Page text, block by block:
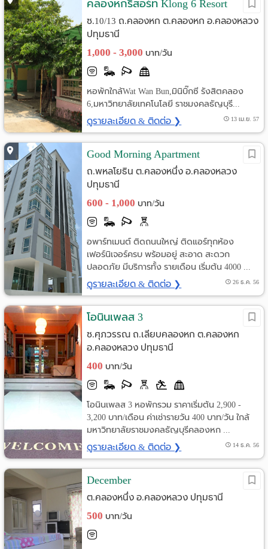
คลองหกรีสอร์ท Klong 6 Resort
ซ.10/13 ถ.คลองหก ต.คลองหก อ.คลองหลวง
ปทุมธานี
1,000 - 3,000 บาท/วัน
หอพักใกล้Wat Wan Bun,มินิบิ๊กซี รังสิตคลอง
6,มหาวิทยาลัยเทคโนโลยี ราชมงคลธัญบุรี...
ดูรายละเอียด & ติดต่อ ❯ 13 เม.ย. 57
Good Morning Apartment
ถ.พหลโยธิน ต.คลองหนึ่ง อ.คลองหลวง
ปทุมธานี
600 - 1,000 บาท/วัน
อพาร์ทเมนต์ ติดถนนใหญ่ ติดแอร์ทุกห้อง
เฟอร์นิเจอร์ครบ พร้อมอยู่ สะอาด สะดวก
ปลอดภัย มีบริการทั้ง รายเดือน เริ่มต้น 4000 ...
ดูรายละเอียด & ติดต่อ ❯ 26 ธ.ค. 56
โอนินเพลส 3
ซ.ศุภวรรณ ถ.เลียบคลองหก ต.คลองหก
อ.คลองหลวง ปทุมธานี
400 บาท/วัน
โอนินเพลส 3 หอพักรวม ราคาเริ่มต้น 2,900 -
3,200 บาท/เดือน ค่าเช่ารายวัน 400 บาท/วัน ใกล้
มหาวิทยาลัยราชมงคลธัญบุรีคลองหก ...
ดูรายละเอียด & ติดต่อ ❯ 14 ธ.ค. 56
December
ต.คลองหนึ่ง อ.คลองหลวง ปทุมธานี
500 บาท/วัน